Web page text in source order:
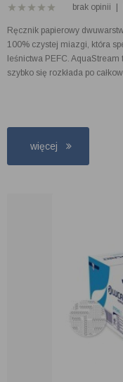
brak opinii
Ręcznik papierowy
100% czystej miazgi, która
leśnictwa PEFC.
szybko się rozkłada po
więcej